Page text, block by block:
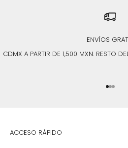
ENVÍOS
CDMX A PARTIR DE 1,500 MXN. RESTO
Ir al
Ir al
Ir al
ACCESO RÁPIDO